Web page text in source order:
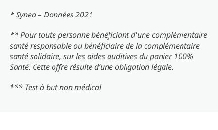
* Synea – Données 2021
** Pour toute personne bénéficiant d'une complémentaire
santé responsable ou bénéficiaire de la complémentaire
santé solidaire, sur les aides auditives du panier 100%
Santé. Cette offre résulte d’une obligation légale.
*** Test à but non médical